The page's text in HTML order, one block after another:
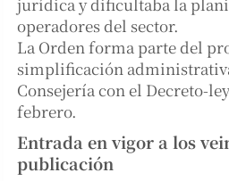
operadores del sector.
La Orden forma parte del
simplificación
Consejería con el Decreto-
febrero.
Entrada en vigor a los
publicación